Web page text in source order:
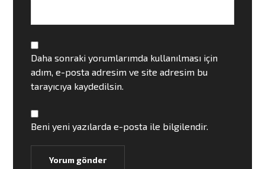
Daha sonraki yorumlarımda kullanılması için
adım, e-posta adresim ve site adresim bu
tarayıcıya kaydedilsin.
Beni yeni yazılarda e-posta ile bilgilendir.